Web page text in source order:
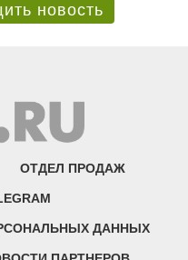
новость
ОТДЕЛ ПРОДАЖ
ДАННЫХ